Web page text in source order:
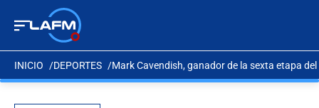
INICIO DEPORTES Mark Cavendish, ganador de la sexta etapa